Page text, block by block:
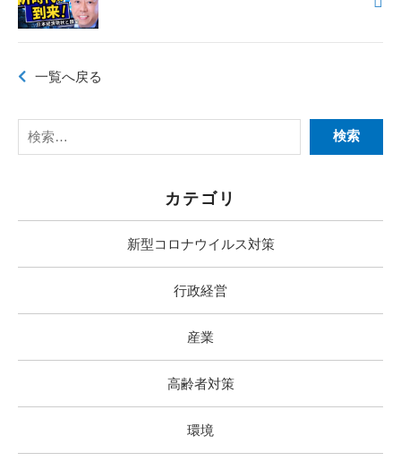
一覧へ戻る
カテゴリ
新型コロナウイルス対策
行政経営
産業
高齢者対策
環境